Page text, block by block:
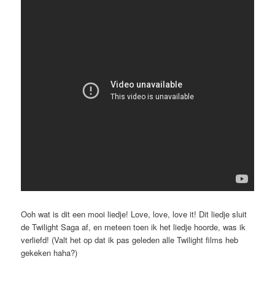
Ooh wat is dit een mooi liedje! Love, love, love it! Dit liedje sluit
de Twilight Saga af, en meteen toen ik het liedje hoorde, was ik
verliefd! (Valt het op dat ik pas geleden alle Twilight films heb
gekeken haha?)